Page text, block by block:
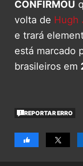
CONFIRMOU
volta de Hugh
e trará
está marcado
brasileiros em
REPORTAR ERRO